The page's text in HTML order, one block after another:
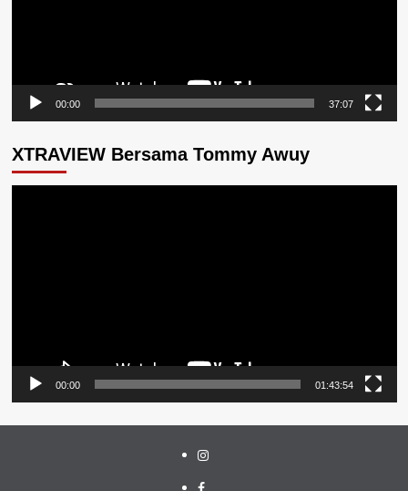
00:00 37:07
XTRAVIEW Bersama Tommy Awuy
00:00 01:43:54
Instagram
Facebook